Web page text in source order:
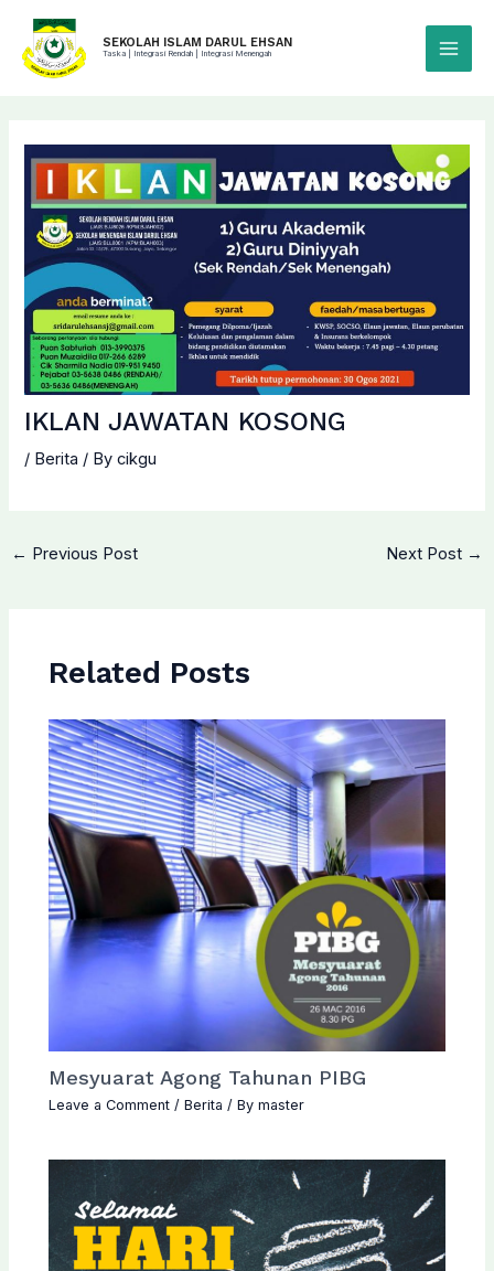
content
SEKOLAH ISLAM DARUL EHSAN
Taska | Integrasi Rendah | Integrasi Menengah
Main
IKLAN JAWATAN KOSONG
/ Berita / Bycikgu
← Previous Post Next Post →
Related Posts
Mesyuarat Agong Tahunan PIBG
Leave a Comment /Berita / Bymaster